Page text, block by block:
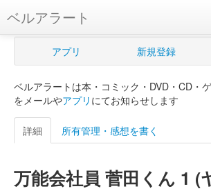
ベルアラート
ベルアラートとは
新規登録
ログイン
購入管理
アプリ 新規登録
ベルアラートは本・コミック・DVD・CD・
をメールやアプリ にてお知らせします
詳細 所有管理・感想を書く
万能会社員 菅田くん 1 (